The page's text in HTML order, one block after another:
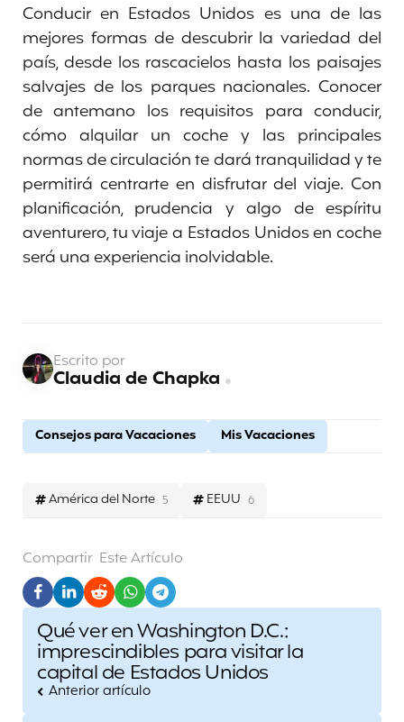
Conducir en Estados Unidos es una de las
mejores formas de descubrir la variedad del
país, desde los rascacielos hasta los paisajes
salvajes de los parques nacionales. Conocer
de antemano los requisitos para conducir,
cómo alquilar un coche y las principales
normas de circulación te dará tranquilidad y te
permitirá centrarte en disfrutar del viaje. Con
planificación, prudencia y algo de espíritu
aventurero, tu viaje a Estados Unidos en coche
será una experiencia inolvidable.
América del Norte 5 EEUU 6
Consejos para Vacaciones Mis Vacaciones
Escrito por
Claudia de Chapka
Compartir Este Artículo
Post
navigation
Qué ver en Washington D.C.:
imprescindibles para visitar la
capital de Estados Unidos
Anterior artículo